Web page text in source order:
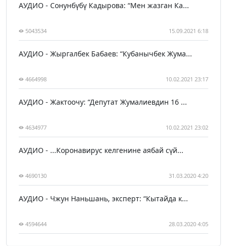
АУДИО - Сонунбүбү Кадырова: “Мен жазган Ка...
5043534 15.09.2021 6:18
АУДИО - Жыргалбек Бабаев: “Кубанычбек Жума...
4664998 10.02.2021 23:17
АУДИО - Жактоочу: “Депутат Жумалиевдин 16 ...
4634977 10.02.2021 23:02
АУДИО - ...Коронавирус келгенине аябай сүй...
4690130 31.03.2020 4:20
АУДИО - Чжун Наньшань, эксперт: “Кытайда к...
4594644 28.03.2020 4:05